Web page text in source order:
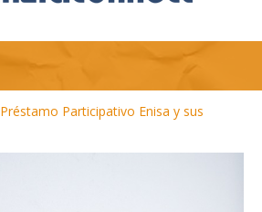
Préstamo Participativo Enisa y sus